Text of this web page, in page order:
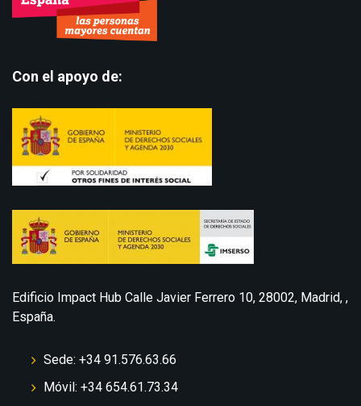
Con el apoyo de:
Edificio Impact Hub Calle Javier Ferrero 10, 28002, Madrid, ,
España.
Sede: +34 91.576.63.66
Móvil: +34 654.61.73.34